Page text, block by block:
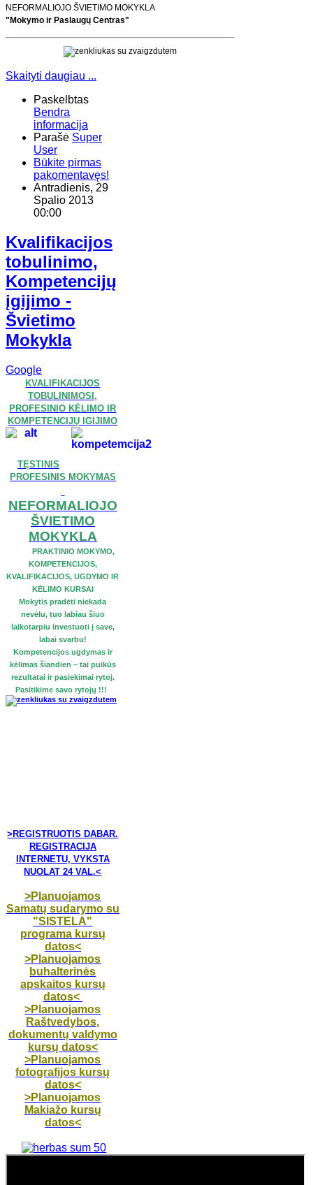
NEFORMALIOJO ŠVIETIMO MOKYKLA
"Mokymo ir Paslaugų Centras"
Skaityti daugiau ...
Paskelbtas
Bendra
informacija
Parašė Super
User
Būkite pirmas
pakomentavęs!
Antradienis, 29
Spalio 2013
00:00
Kvalifikacijos
tobulinimo,
Kompetencijų
įgijimo -
Švietimo
Mokykla
Google
KVALIFIKACIJOS
TOBULINIMOSI,
PROFESINIO KĖLIMO IR
KOMPETENCIJŲ IGIJIMO
TĘSTINIS
PROFESINIS MOKYMAS
NEFORMALIOJO
ŠVIETIMO
MOKYKLA
PRAKTINIO MOKYMO,
KOMPETENCIJOS,
KVALIFIKACIJOS, UGDYMO IR
KĖLIMO KURSAI
Mokytis pradėti niekada
nevėlu, tuo labiau šiuo
laikotarpiu investuoti į save,
labai svarbu!
Kompetencijos ugdymas ir
kėlimas šiandien – tai puikūs
rezultatai ir pasiekimai rytoj.
Pasitikime savo rytojų !!!
>REGISTRUOTIS DABAR.
REGISTRACIJA
INTERNETU, VYKSTA
NUOLAT 24 VAL.<
>Planuojamos
Samatų sudarymo su
"SISTELA"
programa kursų
datos<
>Planuojamos
buhalterinės
apskaitos kursų
datos<
>Planuojamos
Raštvedybos,
dokumentų valdymo
kursų datos<
>Planuojamos
fotografijos kursų
datos<
>Planuojamos
Makiažo kursų
datos<